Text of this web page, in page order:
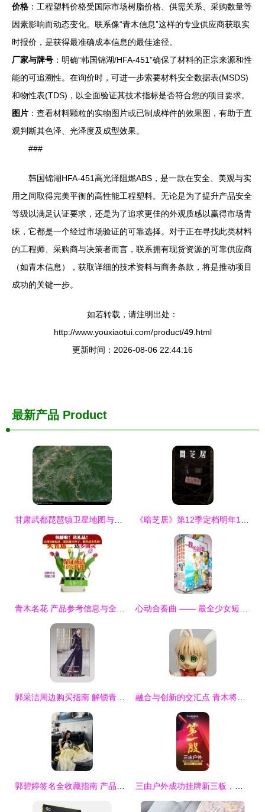
价格 ：工程塑料价格受国际市场树脂价格、供需关系、采购数量等
因素影响而动态变化。联系像“青木信息”这样的专业供应商获取实
时报价，是获得最准确成本信息的最佳途径。
厂家与牌号 ：明确“韩国锦湖/HFA-451”确保了材料的正宗来源和性
能的可追溯性。在询价时，可进一步索要材料安全数据表(MSDS)
和物性表(TDS)，以全面验证其技术指标是否符合您的项目要求。
图片 ：查看材料颗粒的实物图片或已制成样件的效果图，有助于直
观判断其色泽、光泽度及成型效果。
###
韩国锦湖HFA-451高光泽阻燃ABS，是一款在安全、美观与实
用之间取得完美平衡的高性能工程塑料。无论是为了提升产品安全
等级以满足认证要求，还是为了追求更佳的外观质感以赢得市场青
睐，它都是一个经过市场验证的可靠选择。对于正在寻找此类材料
的工程师、采购商与决策者而言，联系拥有现货资源的可靠供应商
（如青木信息），获取详细的技术资料与商务条款，将是推动项目
成功的关键一步。
如若转载，请注明出处：
http://www.youxiaotui.com/product/49.html
更新时间：2026-08-06 22:44:16
最新产品 Product